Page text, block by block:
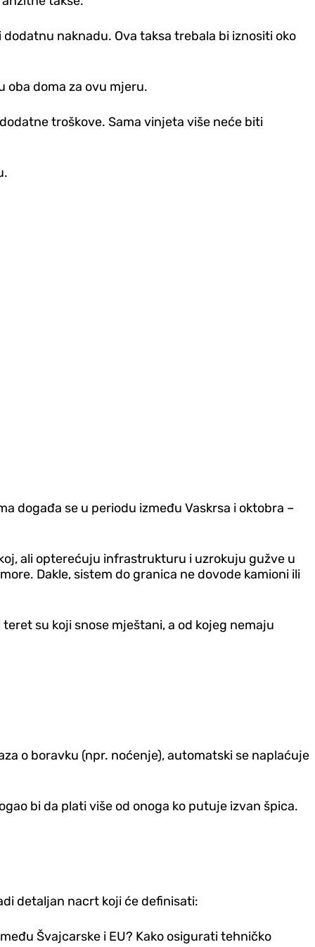
naknadu. Ova taksa trebala bi iznositi oko
oba doma za ovu mjeru.
troškove. Sama vinjeta više neće biti
događa se u periodu između Vaskrsa i oktobra –
ali opterećuju infrastrukturu i uzrokuju gužve u
Dakle, sistem do granica ne dovode kamioni ili
su koji snose mještani, a od kojeg nemaju
o boravku (npr. noćenje), automatski se naplaćuje
bi da plati više od onoga ko putuje izvan špica.
detaljan nacrt koji će definisati:
Švajcarske i EU? Kako osigurati tehničko